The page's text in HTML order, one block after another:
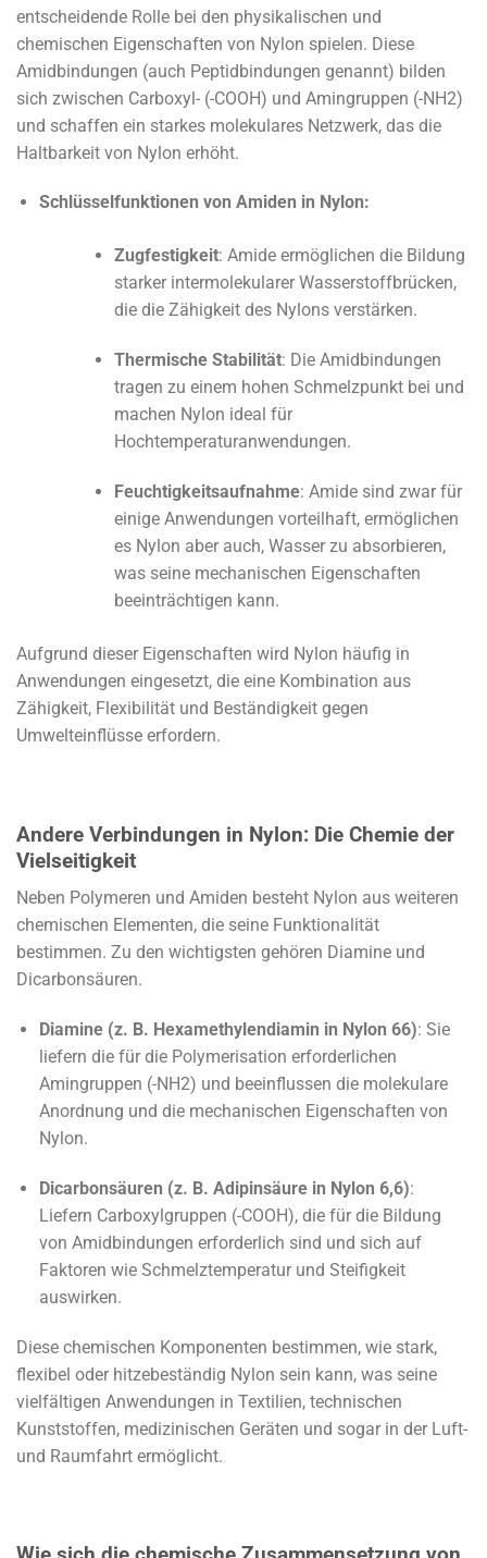
entscheidende Rolle bei den physikalischen und
chemischen Eigenschaften von Nylon spielen. Diese
Amidbindungen (auch Peptidbindungen genannt) bilden
sich zwischen Carboxyl- (-COOH) und Amingruppen (-NH2)
und schaffen ein starkes molekulares Netzwerk, das die
Haltbarkeit von Nylon erhöht.
Schlüsselfunktionen von Amiden in Nylon:
Zugfestigkeit: Amide ermöglichen die Bildung
starker intermolekularer Wasserstoffbrücken,
die die Zähigkeit des Nylons verstärken.
Thermische Stabilität: Die Amidbindungen
tragen zu einem hohen Schmelzpunkt bei und
machen Nylon ideal für
Hochtemperaturanwendungen.
Feuchtigkeitsaufnahme: Amide sind zwar für
einige Anwendungen vorteilhaft, ermöglichen
es Nylon aber auch, Wasser zu absorbieren,
was seine mechanischen Eigenschaften
beeinträchtigen kann.
Aufgrund dieser Eigenschaften wird Nylon häufig in
Anwendungen eingesetzt, die eine Kombination aus
Zähigkeit, Flexibilität und Beständigkeit gegen
Umwelteinflüsse erfordern.
Andere Verbindungen in Nylon: Die Chemie der
Vielseitigkeit
Neben Polymeren und Amiden besteht Nylon aus weiteren
chemischen Elementen, die seine Funktionalität
bestimmen. Zu den wichtigsten gehören Diamine und
Dicarbonsäuren.
Diamine (z. B. Hexamethylendiamin in Nylon 66): Sie
liefern die für die Polymerisation erforderlichen
Amingruppen (-NH2) und beeinflussen die molekulare
Anordnung und die mechanischen Eigenschaften von
Nylon.
Dicarbonsäuren (z. B. Adipinsäure in Nylon 6,6):
Liefern Carboxylgruppen (-COOH), die für die Bildung
von Amidbindungen erforderlich sind und sich auf
Faktoren wie Schmelztemperatur und Steifigkeit
auswirken.
Diese chemischen Komponenten bestimmen, wie stark,
flexibel oder hitzebeständig Nylon sein kann, was seine
vielfältigen Anwendungen in Textilien, technischen
Kunststoffen, medizinischen Geräten und sogar in der Luft-
und Raumfahrt ermöglicht.